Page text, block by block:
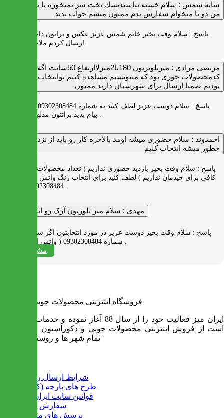
سايه شمس : سلام خسته نباشيدتشك تخت سر نميخوره يا برنميگرده
من دو تا ميخوام سفارش بدم ممنون ميشم جواب بديد
پاسخ : سلام وقت بخیر خانم شمس عزیز عکس و براتون داخل واتس اپ
مرتضی مرادی :
میزتلویزیون 180تا2مترلاارتغاع 50سانت اگه
کدمحصولات جوری بود که میتونستم مشاهده کنیم توانتخاب راحت‌تر
بودیم ضمنا ارسال برای شهرستان دارید ممنون
پاسخ :
پیام بدید براتتون مدلها رو بفرستیم .
احمدوند : سلام حضوری میشه اومد بالاخره کار رو باید از نزدیک دید
چطور میشه انتخاب کنیم
پاسخ : سلام وقت بخیر بازدید حضوری نداریم ( تعداد محصولات زیاد و فضای
کافی برای چیدمان نداریم ) لطف کنید برای انتخاب رنگ واتس اپ به شماره
09302308484 پیام بدید .
مهدی : سلام میز تلوزیون آرک رو انتخاب کردم
پاسخ : سلام وقت بخیر دوست عزیز در مورد انتخابتون اگر سوالی دارید به
مشاهده همه
فروشگاه اینترنتی محصولات چوبی ایران میز
ایران میز فعالیت خود را از سال 88 آغاز نموده و خدمات آن عبارت
است از فروش اینترنتی محصولات چوبی و دکوراسیون و ارسال به
تمام شهر ها و روستاهای کشور
شرایط ارسال رایگان
طرح های پارچه (کالیته)
قوانین سایت ایران میز
سفارش عمده
پرسش های متداول